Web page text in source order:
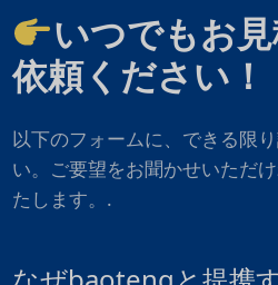
いつでもお
依頼ください！
以下のフォームに、できる限
い。ご要望をお聞かせいただ
たします。.